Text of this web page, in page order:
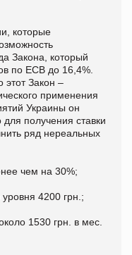
которые
Закона, который
по ЕСВ до 16,4%.
этот Закон –
применения
Украины он
получения ставки
ряд нереальных
чем на 30%;
4200 грн.;
1530 грн. в мес.